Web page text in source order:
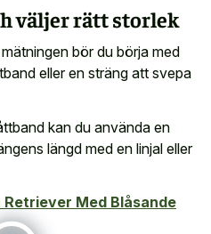
väljer rätt storlek
bör du börja med
eller en sträng att svepa
kan du använda en
längd med en linjal eller
Retriever Med Blåsande